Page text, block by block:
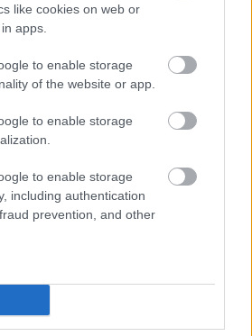
like cookies on web or
apps.
to enable storage
of the website or app.
to enable storage
to enable storage
including authentication
prevention, and other
2026-08-15 18:00
adományoddal
működését!